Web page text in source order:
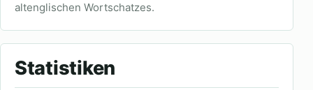
altenglischen Wortschatzes.
Statistiken